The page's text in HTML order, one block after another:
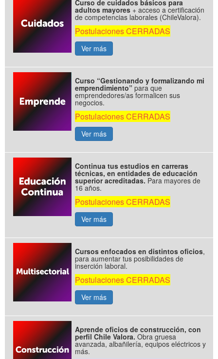
Curso de cuidados básicos para
adultos mayores + acceso a certificación
de competencias laborales (ChileValora).
Postulaciones CERRADAS
Ver más
Curso “Gestionando y formalizando mi
emprendimiento” para que
emprendedores/as formalicen sus
negocios.
Postulaciones CERRADAS
Ver más
Continua tus estudios en carreras
técnicas, en entidades de educación
superior acreditadas. Para mayores de
16 años.
Postulaciones CERRADAS
Ver más
Cursos enfocados en distintos oficios,
para aumentar tus posibilidades de
inserción laboral.
Postulaciones CERRADAS
Ver más
Aprende oficios de construcción, con
perfil Chile Valora. Obra gruesa
avanzada, albañilería, equipos eléctricos y
más.